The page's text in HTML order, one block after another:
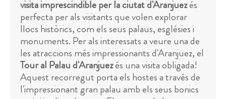
visita imprescindible per la ciutat d'Aranjuezés
perfecta per als visitants que volen explorar
llocs històrics, com els seus palaus, esglésies i
monuments. Per als interessats a veure una de
les atraccions més impressionants d'Aranjuez, el
Tour al Palau d'Aranjuezés una visita obligada!
Aquest recorregut porta els hostes a través de
l'impressionant gran palau amb els seus bonics